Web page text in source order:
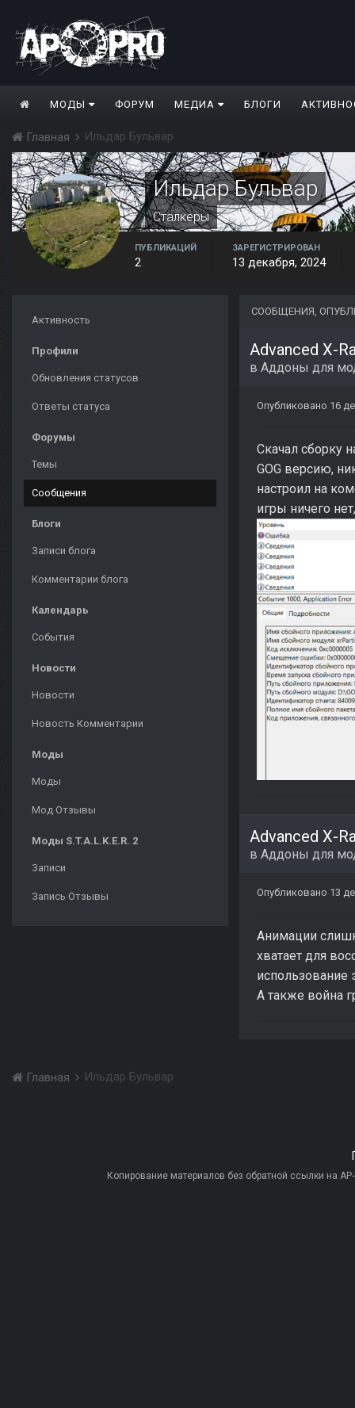
МОДЫ ФОРУМ МЕДИА БЛОГИ
Главная Ильдар Бульвар
Ильдар Бульвар
Сталкеры
ПУБЛИКАЦИЙ
2
ЗАРЕГИСТРИРОВАН
13 декабря, 2024
Активность
Профили
Обновления статусов
Ответы статуса
Форумы
Темы
Сообщения
Блоги
Записи блога
Комментарии блога
Календарь
События
Новости
Новости
Новость Комментарии
Моды
Моды
Мод Отзывы
Моды S.T.A.L.K.E.R. 2
Записи
Запись Отзывы
СООБЩЕНИЯ,
Advanced X-
в Аддоны для
Опубликовано 16
Скачал сборку
GOG версию,
настроил на
игры ничего
Advanced X-
в Аддоны для
Опубликовано 13
Анимации
хватает для
использование
А также война
Главная Ильдар Бульвар
Копирование материалов без обратной ссылки на